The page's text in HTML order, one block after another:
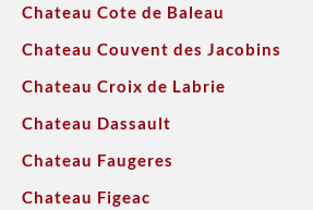
Chateau Cote de Baleau
Chateau Couvent des Jacobins
Chateau Croix de Labrie
Chateau Dassault
Chateau Faugeres
Chateau Figeac